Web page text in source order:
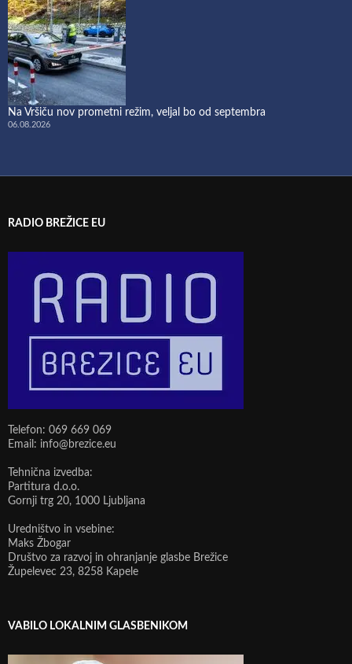
Na Vršiču nov prometni režim, veljal bo od septembra
06.08.2026
RADIO BREŽICE EU
Telefon: 069 669 069
Email: info@brezice.eu
Tehnična izvedba:
Partitura d.o.o.
Gornji trg 20, 1000 Ljubljana
Uredništvo in vsebine:
Maks Žbogar
Društvo za razvoj in ohranjanje glasbe Brežice
Župelevec 23, 8258 Kapele
VABILO LOKALNIM GLASBENIKOM